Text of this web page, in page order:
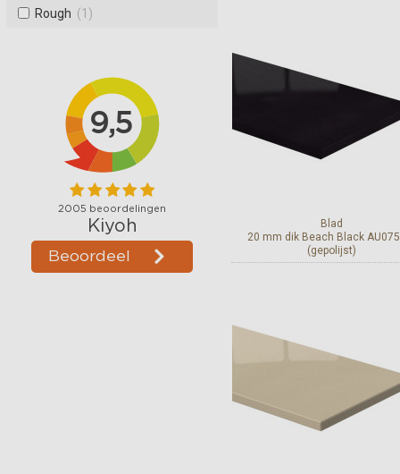
Blad
20 mm dik Beach Black AU075
(gepolijst)
Rough (1)